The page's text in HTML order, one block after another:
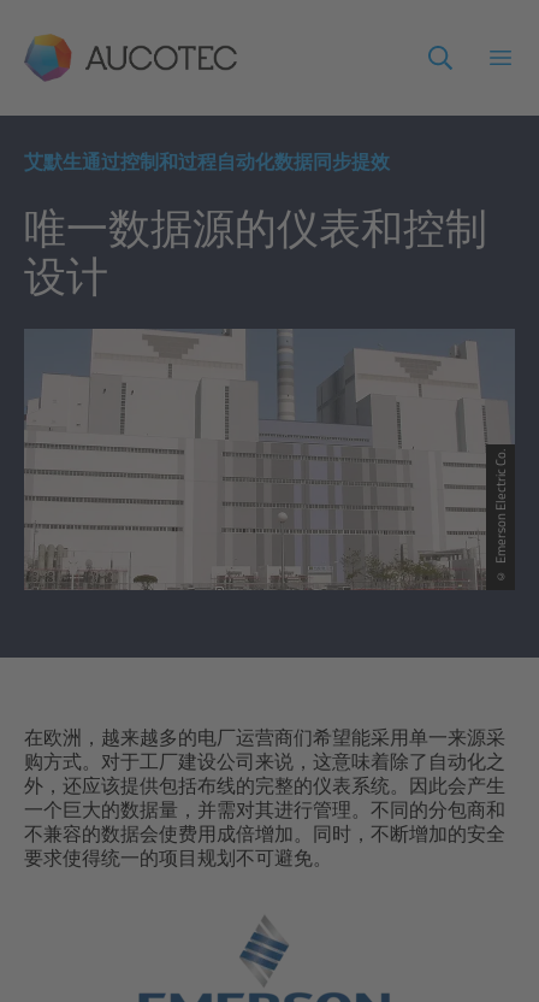
AUCOTEC
打
艾默生通过控制和过程自动化数据同步提效
唯一数据源的仪表和控制
设计
© Emerson Electric Co.
在欧洲，越来越多的电厂运营商们希望能采用单一来源采
购方式。对于工厂建设公司来说，这意味着除了自动化之
外，还应该提供包括布线的完整的仪表系统。因此会产生
一个巨大的数据量，并需对其进行管理。不同的分包商和
不兼容的数据会使费用成倍增加。同时，不断增加的安全
要求使得统一的项目规划不可避免。